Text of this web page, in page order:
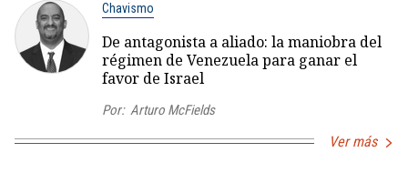
Chavismo
De antagonista a aliado: la maniobra del
régimen de Venezuela para ganar el
favor de Israel
Por: Arturo McFields
Ver más